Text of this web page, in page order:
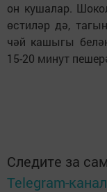
он кушалар.
өстиләр дә,
чәй кашыгы
15-20 минут
Следите за
Telegram-